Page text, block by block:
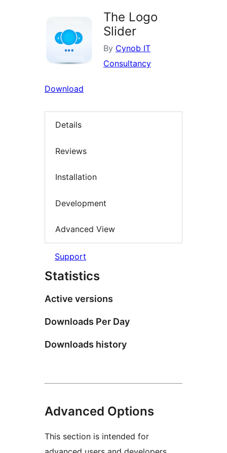
The Logo
Slider
By Cynob IT
Consultancy
Download
Details
Reviews
Installation
Development
Advanced View
Support
Statistics
Active versions
Downloads Per Day
Downloads history
Advanced Options
This section is intended for